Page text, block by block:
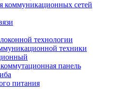
коммуникационных сетей
технологии
техники
панель
питания